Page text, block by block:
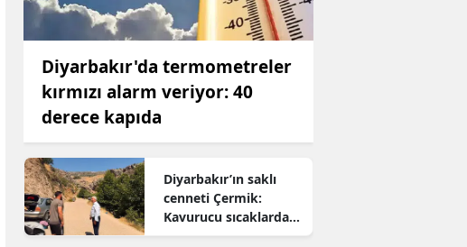
Diyarbakır'da termometreler
kırmızı alarm veriyor: 40
derece kapıda
Diyarbakır’ın saklı
cenneti Çermik:
Kavurucu sıcaklardan
kaçanların yeni adresi